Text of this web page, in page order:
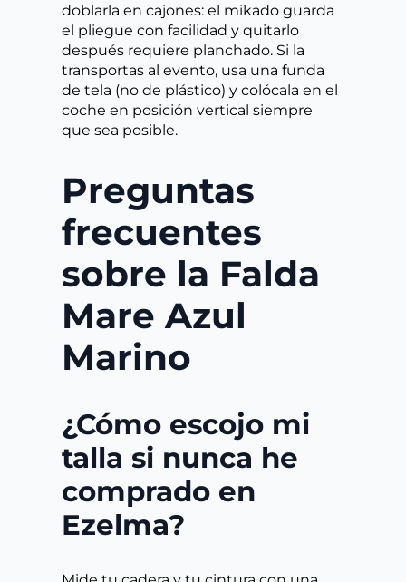
doblarla en cajones: el mikado guarda
el pliegue con facilidad y quitarlo
después requiere planchado. Si la
transportas al evento, usa una funda
de tela (no de plástico) y colócala en el
coche en posición vertical siempre
que sea posible.
Preguntas
frecuentes
sobre la Falda
Mare Azul
Marino
¿Cómo escojo mi
talla si nunca he
comprado en
Ezelma?